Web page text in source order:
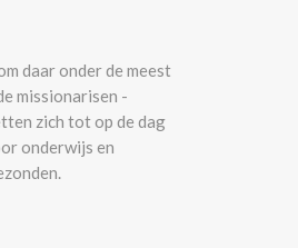
daar onder de meest
missionarisen -
zich tot op de dag
onderwijs en